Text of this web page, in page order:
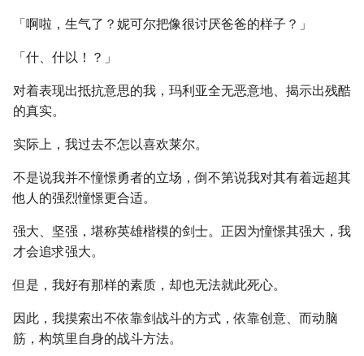
「啊啦，生气了？妮可尔把像很讨厌爸爸的样子？」
「什、什以！？」
对着表现出抵抗意思的我，玛利亚全无恶意地、揭示出残酷
的真实。
实际上，我过去不怎以喜欢莱尔。
不是说我并不憧憬勇者的立场，倒不第说我对其有着远超其
他人的强烈憧憬更合适。
强大、坚强，堪称英雄楷模的剑士。正因为憧憬其强大，我
才会追求强大。
但是，我好有那样的素质，却也无法就此死心。
因此，我摸索出不依靠剑战斗的方式，依靠创意、而动脑
筋，构筑里自身的战斗方法。